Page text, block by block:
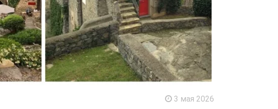
3 мая 2026